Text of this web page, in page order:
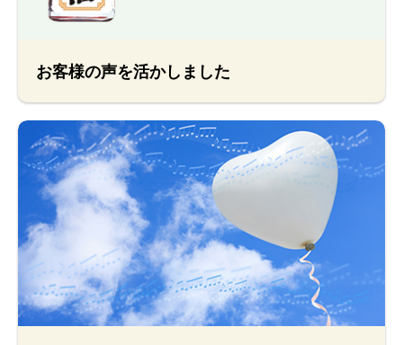
お客様の声を活かしました